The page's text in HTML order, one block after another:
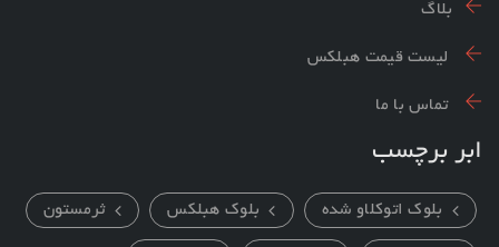
بلاگ
لیست قیمت هبلکس
تماس با ما
ابر برچسب
بلوک اتوکلاو شده بلوک هبلکس ثرمستون